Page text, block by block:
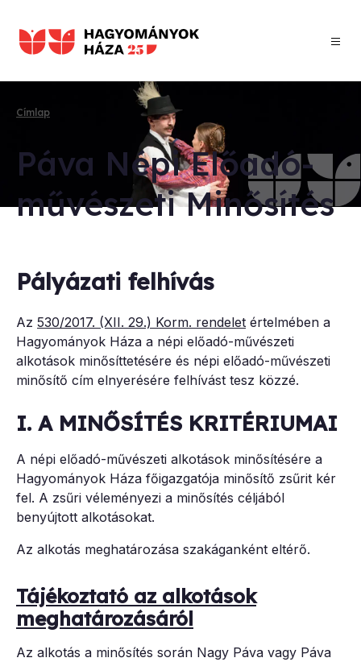
tartalomra
Címlap
Pá­va Né­pi Elő­adó-
mű­vé­sze­ti Mi­nő­sí­tés
Pályázati felhívás
Az 530/2017. (XII. 29.) Korm. rendelet értelmében a
Hagyományok Háza a népi előadó-művészeti
alkotások minősíttetésére és népi előadó-művészeti
minősítő cím elnyerésére felhívást tesz közzé.
I. A MINŐSÍTÉS KRITÉRIUMAI
A népi előadó-művészeti alkotások minősítésére a
Hagyományok Háza főigazgatója minősítő zsűrit kér
fel. A zsűri véleményezi a minősítés céljából
benyújtott alkotásokat.
Az alkotás meghatározása szakáganként eltérő.
Tájékoztató az alkotások
meghatározásáról
Az alkotás a minősítés során Nagy Páva vagy Páva